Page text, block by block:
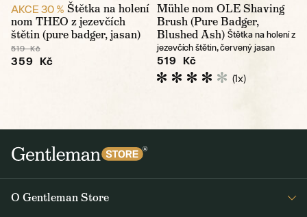
AKCE 30 % Štětka na holení
nom THEO z jezevčích
štětin (pure badger, jasan)
519 Kč
359 Kč
Mühle nom OLE Shaving
Brush (Pure Badger,
Blushed Ash) Štětka na holení z
jezevčích štětin, červený jasan
519 Kč
(1x)
O Gentleman Store